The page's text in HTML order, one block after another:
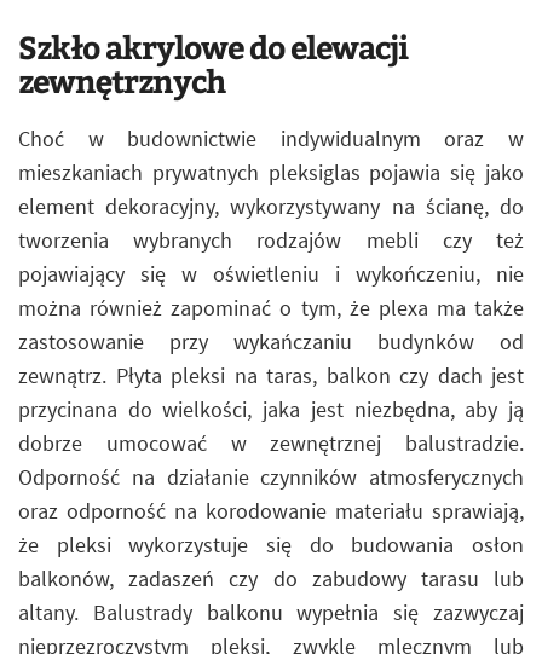
Szkło akrylowe do elewacji
zewnętrznych
Choć w budownictwie indywidualnym oraz w
mieszkaniach prywatnych pleksiglas pojawia się jako
element dekoracyjny, wykorzystywany na ścianę, do
tworzenia wybranych rodzajów mebli czy też
pojawiający się w oświetleniu i wykończeniu, nie
można również zapominać o tym, że plexa ma także
zastosowanie przy wykańczaniu budynków od
zewnątrz. Płyta pleksi na taras, balkon czy dach jest
przycinana do wielkości, jaka jest niezbędna, aby ją
dobrze umocować w zewnętrznej balustradzie.
Odporność na działanie czynników atmosferycznych
oraz odporność na korodowanie materiału sprawiają,
że pleksi wykorzystuje się do budowania osłon
balkonów, zadaszeń czy do zabudowy tarasu lub
altany. Balustrady balkonu wypełnia się zazwyczaj
nieprzezroczystym pleksi, zwykle mlecznym lub